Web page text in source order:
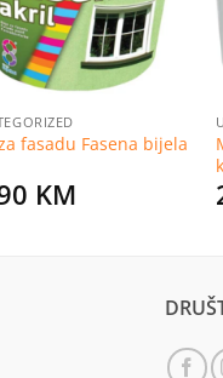
fasadu Fasena bijela
KM